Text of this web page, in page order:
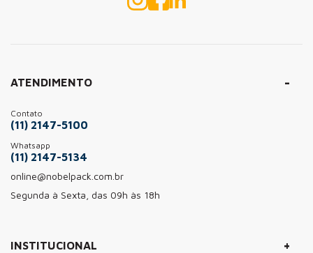
ATENDIMENTO
Contato
(11) 2147-5100
Whatsapp
(11) 2147-5134
online@nobelpack.com.br
Segunda à Sexta, das 09h às 18h
INSTITUCIONAL +